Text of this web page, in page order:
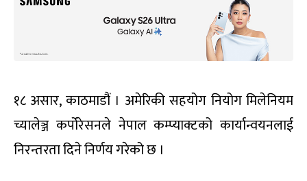
१८ असार, काठमाडौं । अमेरिकी सहयोग नियोग मिलेनियम
च्यालेञ्ज कर्पोरेसनले नेपाल कम्प्याक्टको कार्यान्वयनलाई
निरन्तरता दिने निर्णय गरेको छ ।